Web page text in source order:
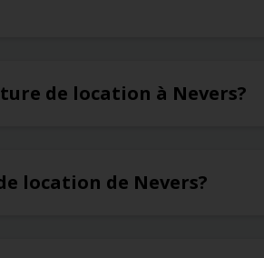
de location à Nevers?
location de Nevers?